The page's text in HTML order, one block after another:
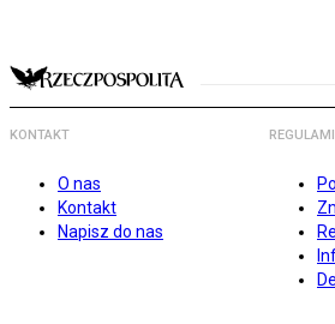
KONTAKT
O nas
Kontakt
Napisz do nas